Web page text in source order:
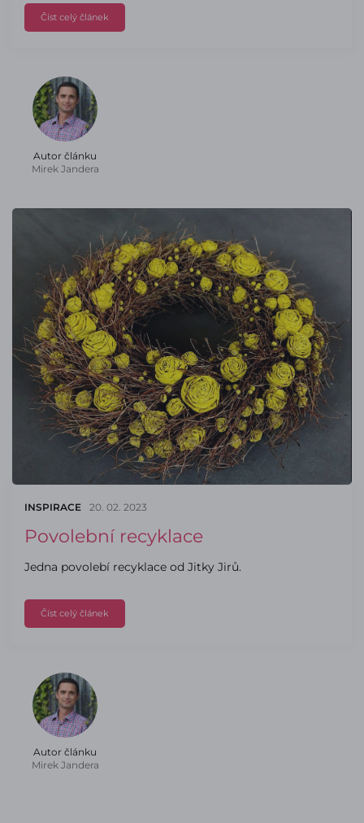
Číst celý článek
Autor článku
Mirek Jandera
INSPIRACE 20. 02. 2023
Povolební recyklace
Jedna povolebí recyklace od Jitky Jirů.
Číst celý článek
Autor článku
Mirek Jandera